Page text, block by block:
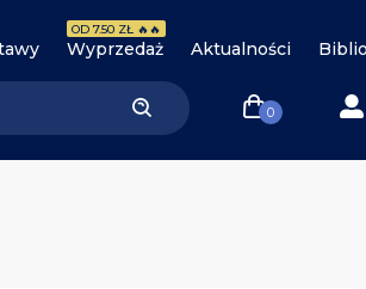
Wyprzedaż
OD 7.50 ZŁ 🔥🔥
Aktualności
0